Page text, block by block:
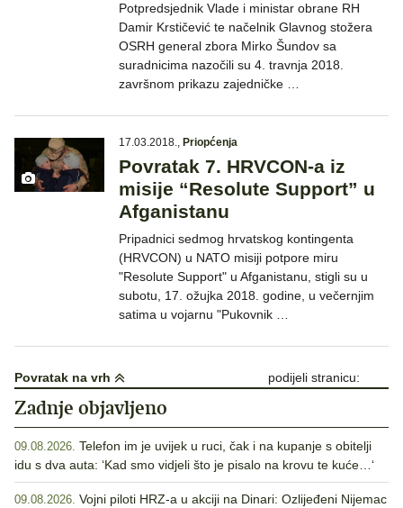
Potpredsjednik Vlade i ministar obrane RH
Damir Krstičević te načelnik Glavnog stožera
OSRH general zbora Mirko Šundov sa
suradnicima nazočili su 4. travnja 2018.
završnom prikazu zajedničke …
17.03.2018., Priopćenja
Povratak 7. HRVCON-a iz
misije “Resolute Support” u
Afganistanu
Pripadnici sedmog hrvatskog kontingenta
(HRVCON) u NATO misiji potpore miru
"Resolute Support" u Afganistanu, stigli su u
subotu, 17. ožujka 2018. godine, u večernjim
satima u vojarnu "Pukovnik …
Povratak na vrh podijeli stranicu:
Zadnje objavljeno
09.08.2026. Telefon im je uvijek u ruci, čak i na kupanje s obitelji
idu s dva auta: ‘Kad smo vidjeli što je pisalo na krovu te kuće…‘
09.08.2026. Vojni piloti HRZ-a u akciji na Dinari: Ozlijeđeni Nijemac